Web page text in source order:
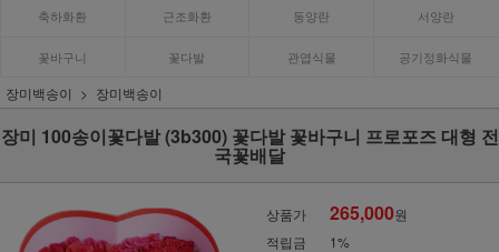
축하화환 근조화환 동양란 서양란
꽃바구니 꽃다발 관엽식물 공기정화식물
장미백송이 장미백송이
장미 100송이꽃다발 (3b300) 꽃다발 꽃바구니 프로포즈 대형 전
국꽃배달
상품가 265,000원
적립금
1%